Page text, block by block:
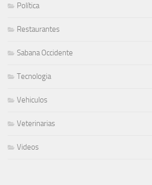
Política
Restaurantes
Sabana Occidente
Tecnologia
Vehiculos
Veterinarias
Videos